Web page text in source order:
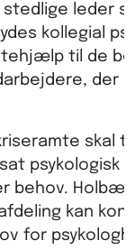
stedlige leder
kollegial
til de
der
skal
psykologisk
behov. Holbæk
kan
for